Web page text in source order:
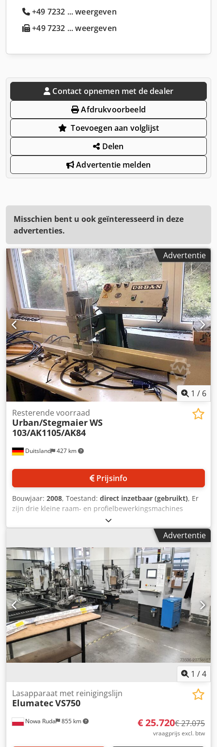
+49 7232 ... weergeven
+49 7232 ... weergeven
Contact opnemen met de dealer
Afdrukvoorbeeld
Toevoegen aan volglijst
Delen
Advertentie melden
Misschien bent u ook geïnteresseerd in deze
advertenties.
Advertentie
1 / 6
Duitsland 427 km
Resterende voorraad
Urban/StegmaierWS
103/AK1105/AK84
Prijsinfo
Bouwjaar: 2008, Toestand: direct inzetbaar (gebruikt), Er
zijn drie kleine raam- en profielbewerkingsmachines
beschikbaar. 1) Watergatenfrees Urban WS 103, bouwjaar:
2008. 2) Enkelkops lasautomaat Urban AKS 1105 met
nieuwe cilinder. 3) Vlakkedrempel Stegmaier AK 84 voor
kozijnen, bouwjaar: 1984. Bezichtiging ter plaatse is
mogelijk. Losse verkoop mogelijk. Chsdpfxowwvwys Ag Isa
Advertentie
1 /4
Nowa Ruda 855 km
Lasapparaat met reinigingslijn
ElumatecVS750
€ 25.720€ 27.075
vraagprijs excl. btw